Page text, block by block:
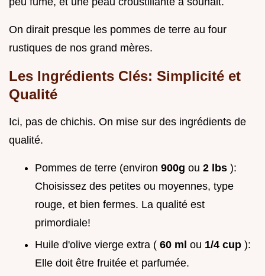
On dirait presque les pommes de terre au four
rustiques de nos grand mères.
Les Ingrédients Clés: Simplicité et
Qualité
Ici, pas de chichis. On mise sur des ingrédients de
qualité.
Pommes de terre (environ 900g ou 2 lbs ):
Choisissez des petites ou moyennes, type
rouge, et bien fermes. La qualité est
primordiale!
Huile d'olive vierge extra ( 60 ml ou 1/4 cup ):
Elle doit être fruitée et parfumée.